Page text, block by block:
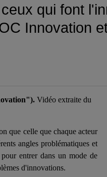
qui font
Innovation
). Vidéo extraite du
que celle que chaque acteur
angles problématiques et
entrer dans un mode de
d'innovations.